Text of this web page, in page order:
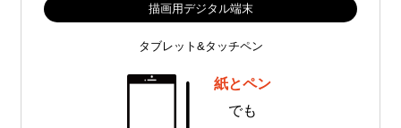
描画用デジタル端末
タブレット&タッチペン
紙とペン
でも